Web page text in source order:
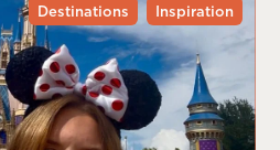
Destinations Inspiration